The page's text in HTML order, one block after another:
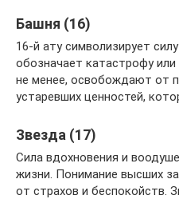
Башня (16)
16-й ату символизирует
обозначает катастрофу
не менее, освобождают от
устаревших ценностей,
Звезда (17)
Сила вдохновения и
жизни. Понимание высших
от страхов и беспокойств.